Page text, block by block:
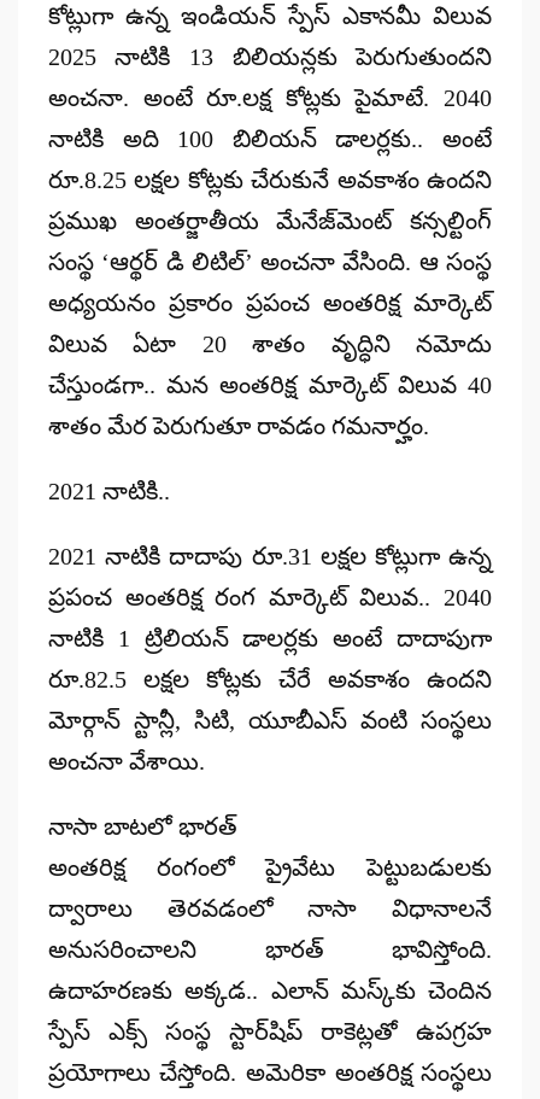
కోట్లుగా ఉన్న ఇండియన్‌ స్పేస్‌ ఎకానమీ విలువ
2025 నాటికి 13 బిలియన్లకు పెరుగుతుందని
అంచనా. అంటే రూ.లక్ష కోట్లకు పైమాటే. 2040
నాటికి అది 100 బిలియన్‌ డాలర్లకు.. అంటే
రూ.8.25 లక్షల కోట్లకు చేరుకునే అవకాశం ఉందని
ప్రముఖ అంతర్జాతీయ మేనేజ్‌మెంట్‌ కన్సల్టింగ్‌
సంస్థ ‘ఆర్థర్‌ డి లిటిల్‌’ అంచనా వేసింది. ఆ సంస్థ
అధ్యయనం ప్రకారం ప్రపంచ అంతరిక్ష మార్కెట్‌
విలువ ఏటా 20 శాతం వృద్ధిని నమోదు
చేస్తుండగా.. మన అంతరిక్ష మార్కెట్‌ విలువ 40
శాతం మేర పెరుగుతూ రావడం గమనార్హం.
2021 నాటికి..
2021 నాటికి దాదాపు రూ.31 లక్షల కోట్లుగా ఉన్న
ప్రపంచ అంతరిక్ష రంగ మార్కెట్‌ విలువ.. 2040
నాటికి 1 ట్రిలియన్‌ డాలర్లకు అంటే దాదాపుగా
రూ.82.5 లక్షల కోట్లకు చేరే అవకాశం ఉందని
మోర్గాన్‌ స్టాన్లీ, సిటి, యూబీఎస్‌ వంటి సంస్థలు
అంచనా వేశాయి.
నాసా బాటలో భారత్‌
అంతరిక్ష రంగంలో ప్రైవేటు పెట్టుబడులకు
ద్వారాలు తెరవడంలో నాసా విధానాలనే
అనుసరించాలని భారత్‌ భావిస్తోంది.
ఉదాహరణకు అక్కడ.. ఎలాన్‌ మస్క్‌కు చెందిన
స్పేస్‌ ఎక్స్‌ సంస్థ స్టార్‌షిప్‌ రాకెట్లతో ఉపగ్రహ
ప్రయోగాలు చేస్తోంది. అమెరికా అంతరిక్ష సంస్థలు